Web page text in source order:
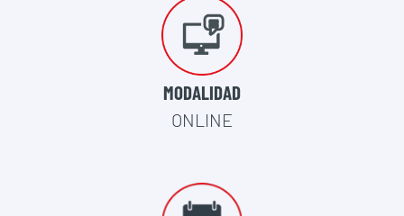
MODALIDAD
ONLINE